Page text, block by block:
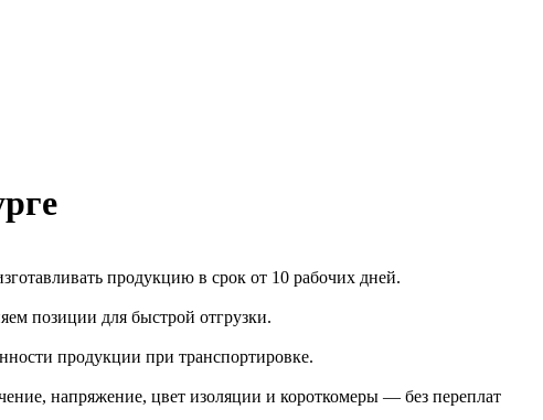
продукцию в срок от 10 рабочих дней.
позиции для быстрой отгрузки.
продукции при транспортировке.
напряжение, цвет изоляции и короткомеры — без переплат